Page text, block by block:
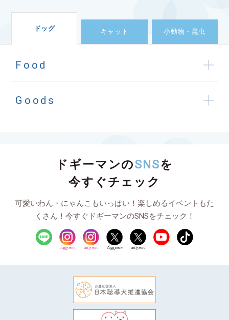
ドッグ キャット 小動物・昆虫
Food
Goods
ドギーマンのSNSを
今すぐチェック
可愛いわん・にゃんこもいっぱい！楽しめるイベントもた
くさん！今すぐドギーマンのSNSをチェック！